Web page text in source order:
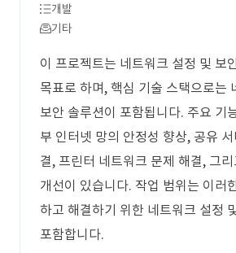
개발
기타
이 프로젝트는 네트워크 설정 및 보
목표로 하며, 핵심 기술 스택으로는
보안 솔루션이 포함됩니다. 주요 기
부 인터넷 망의 안정성 향상, 공유
결, 프린터 네트워크 문제 해결, 그
개선이 있습니다. 작업 범위는 이러
하고 해결하기 위한 네트워크 설정
포함합니다.